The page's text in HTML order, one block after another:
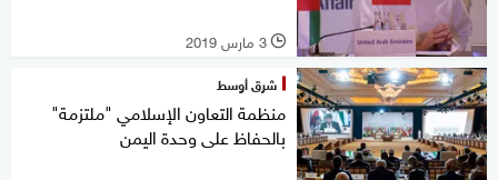
l 3 مارس 2019
شرق أوسط
منظمة التعاون الإسلامي "ملتزمة"
بالحفاظ على وحدة اليمن